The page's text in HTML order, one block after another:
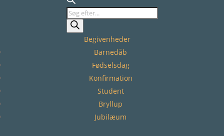
Products
search
Begivenheder
Barnedåb
Fødselsdag
Konfirmation
Student
Bryllup
Jubilæum